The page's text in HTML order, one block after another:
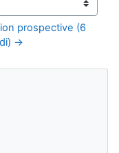
prospective (6
→